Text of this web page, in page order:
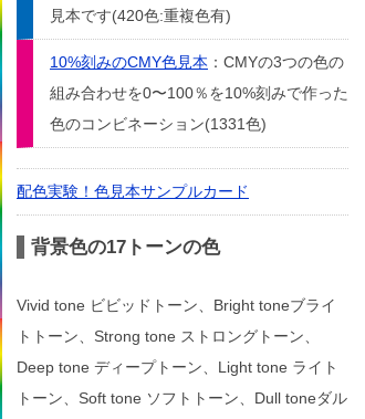
見本です(420色:重複色有)
10%刻みのCMY色見本 ：CMYの3つの色の
組み合わせを0〜100％を10%刻みで作った
色のコンビネーション(1331色)
配色実験！色見本サンプルカード
背景色の17トーンの色
Vivid tone ビビッドトーン、Bright toneブライ
トトーン、Strong tone ストロングトーン、
Deep tone ディープトーン、Light tone ライト
トーン、Soft tone ソフトトーン、Dull toneダル